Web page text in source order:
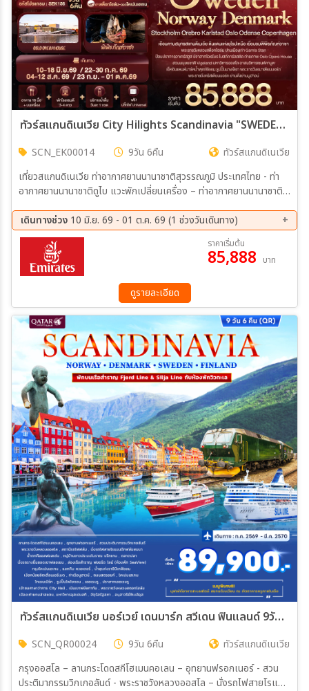
ทัวร์สแกนดิเนเวีย City Hilights Scandinavia "SWEDEN NORWAY DENMARK Stockholm Orebro Karlstad Oslo Odense Copenhagen 9วัน 6คืน (EK)
SCN_EK00014 9วัน 6คืน
ทัวร์สแกนดิเนเวีย
เที่ยวสแกนดิเนเวีย ท่าอากาศยานนานาชาติสุวรรณภูมิ ประเทศไทย - ท่า
อากาศยานนานาชาติดูไบ แวะพักเปลี่ยนเครื่อง – ท่าอากาศยานนานาชาติ
– พิพิธภัณฑ์วาซา(รวมเข้าชม) - ศาลาว่าการสตอกโฮล์ม – ย่านเมืองเก่า
Gamla Stan เมืองสตอกโฮล์ม - เมืองโอเรโบร ประเทศสวีเดน –
ปราสาทโอเรโบร – เมืองคาร์ลสตัด – โบสถ์คาร์ลสตัด – อนุสรณ์สถาน
สันติภาพ
เดินทางช่วง 10 มิ.ย. 69 - 01 ต.ค. 69 (1 ช่วงวันเดินทาง)
23 ก.ย. 69 - 01 ต.ค. 69 ราคาเริ่มต้น
85,888 บาท
ดูรายละเอียด
ทัวร์สแกนดิเนเวีย นอร์เวย์ เดนมาร์ก สวีเดน ฟินแลนด์ 9วัน 6คืน (QR)
SCN_QR00024 9วัน 6คืน
ทัวร์สแกนดิเนเวีย
กรุงออสโล – ลานกระโดดสกีโฮเมนคอเลน – อุทยานฟรอกเนอร์ - สวน
ประติมากรรมวิกเกอลันด์ - พระราชวังหลวงออสโล – นั่งรถไฟสายโรแมน